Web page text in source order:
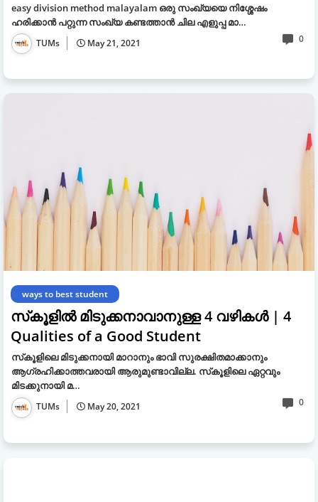
easy division method malayalam ഒരു സംഖ്യയെ നിശ്ശേഷം
ഹരിക്കാൻ പറ്റുന്ന സംഖ്യ കണ്ടത്താൻ ചില എളുപ്പ മാ…
TUMs May 21, 2021 0
ways to best student
സ്‌കൂളിൽ മിടുക്കനാവാനുള്ള 4 വഴികള്‍ | 4
Qualities of a Good Student
സ്‌കൂളിലെ മിടുക്കനായി മാറാനും ഭാവി സുരക്ഷിതമാക്കാനും
ആഗ്രഹിക്കാത്തവരായി ആരുമുണ്ടാവില്ല. സ്‌കൂളിലെ ഏറ്റവും
മിടക്കുനായി മ…
TUMs May 20, 2021 0